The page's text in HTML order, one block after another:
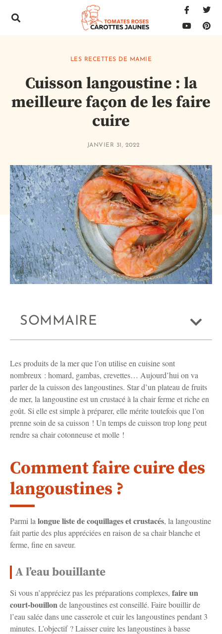
LES RECETTES DE MAMIE
Cuisson langoustine : la
meilleure façon de les faire
cuire
JANVIER 31, 2022
SOMMAIRE
Les produits de la mer que l’on utilise en cuisine sont
nombreux : homard, gambas, crevettes… Aujourd’hui on va
parler de la cuisson des langoustines. Star d’un plateau de fruits
de mer, la langoustine est un crustacé à la chair ferme et riche en
goût. Si elle est simple à préparer, elle mérite toutefois que l’on
prenne soin de sa cuisson ! Un temps de cuisson trop long peut
rendre sa chair cotonneuse et molle !
Comment faire cuire des
langoustines ?
Parmi la longue liste de coquillages et crustacés, la langoustine
fait partie des plus appréciées en raison de sa chair blanche et
ferme, fine en saveur.
A l’eau bouillante
Si vous n’appréciez pas les préparations complexes, faire un
court-bouillon de langoustines est conseillé. Faire bouillir de
l’eau salée dans une casserole et cuir les langoustines pendant 3
minutes. L’objectif ? Laisser cuire les langoustines à basse